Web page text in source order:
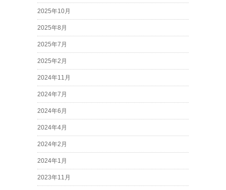
2025年10月
2025年8月
2025年7月
2025年2月
2024年11月
2024年7月
2024年6月
2024年4月
2024年2月
2024年1月
2023年11月